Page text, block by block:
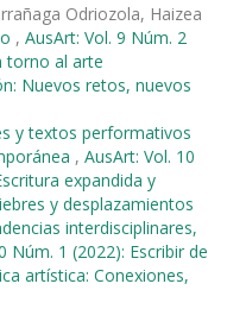
Odriozola, Haizea
, AusArt: Vol. 9 Núm. 2
torno al arte
Nuevos retos, nuevos
y textos performativos
, AusArt: Vol. 10
expandida y
y desplazamientos
interdisciplinares,
Núm. 1 (2022): Escribir de
artística: Conexiones,